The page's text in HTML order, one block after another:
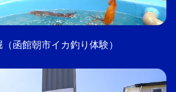
函館朝市イカ釣り体験）